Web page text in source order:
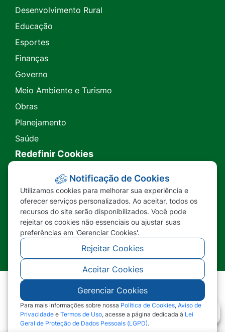
Desenvolvimento Rural
Educação
Esportes
Finanças
Governo
Meio Ambiente e Turismo
Obras
Planejamento
Saúde
Redefinir Cookies
Transparência
Ouvidoria
SIC
©2026 - Prefeitura Municipal de Nova Lacerda -
MT - Todos os direitos reservados
Notificação de Cookies
Utilizamos cookies para melhorar sua experiência e
oferecer serviços personalizados. Ao aceitar, todos os
recursos do site serão disponibilizados. Você pode
rejeitar os cookies não essenciais ou ajustar suas
preferências em 'Gerenciar Cookies'.
Rejeitar Cookies
Aceitar Cookies
Gerenciar Cookies
Para mais informações sobre nossa Política de Cookies, Aviso de
Privacidade e Termos de Uso, acesse a página dedicada à Lei
Geral de Proteção de Dados Pessoais (LGPD).